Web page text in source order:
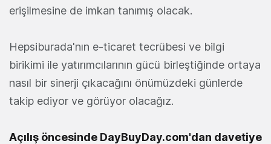
erişilmesine de imkan tanımış olacak.
Hepsiburada'nın e-ticaret tecrübesi ve bilgi
birikimi ile yatırımcılarının gücü birleştiğinde ortaya
nasıl bir sinerji çıkacağını önümüzdeki günlerde
takip ediyor ve görüyor olacağız.
Açılış öncesinde DayBuyDay.com'dan davetiye